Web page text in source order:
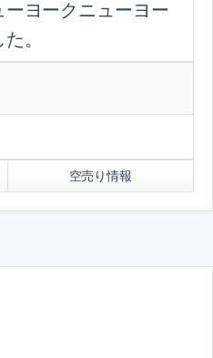
ヨークニューヨー
。
空売り情報